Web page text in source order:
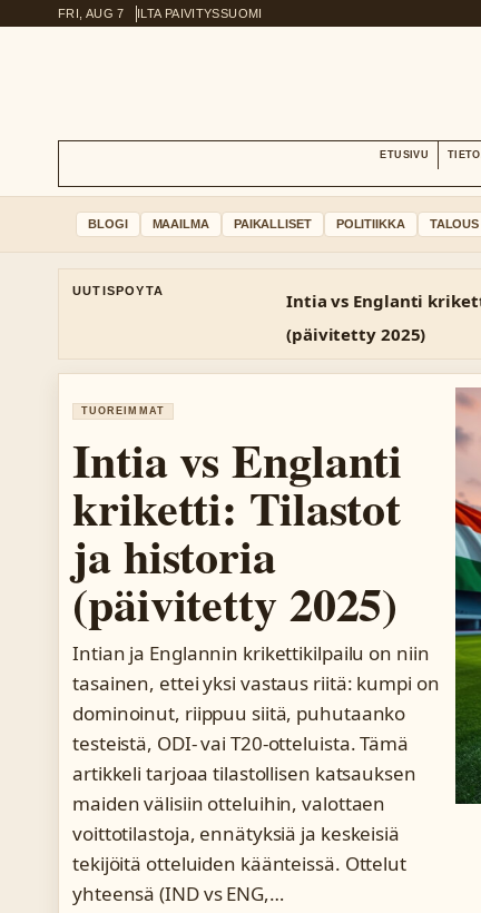
FRI, AUG 7 ILTA PAIVITYSSUOMI
ETUSIVU
BLOGI MAAILMA PAIKALLISET POLITIIKKA TALOUS
UUTISPOYTA
Intia vs Englanti
(päivitetty 2025)
TUOREIMMAT
Intia vs Englanti
kriketti: Tilastot
ja historia
(päivitetty 2025)
Intian ja Englannin krikettikilpailu on niin
tasainen, ettei yksi vastaus riitä: kumpi on
dominoinut, riippuu siitä, puhutaanko
testeistä, ODI- vai T20-otteluista. Tämä
artikkeli tarjoaa tilastollisen katsauksen
maiden välisiin otteluihin, valottaen
voittotilastoja, ennätyksiä ja keskeisiä
tekijöitä otteluiden käänteissä. Ottelut
yhteensä (IND vs ENG,…